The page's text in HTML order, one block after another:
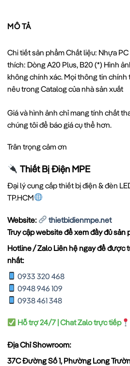
MÔ TẢ
Chi tiết sản phẩm Chất liệu: Nhựa
thích: Dòng A20 Plus, B20 (*) Hình
không chính xác. Mọi thông tin
nêu trong Catalog của nhà sản xuất
Giá và hình ảnh chỉ mang tính chất
chúng tôi để báo giá cụ thể hơn.
Trân trọng cảm ơn
Thiết Bị Điện MPE
Đại lý cung cấp thiết bị điện & đèn
TP.HCM
Website:
thietbidienmpe.net
Truy cập website để xem đầy đủ sản
Hotline / Zalo Liên hệ ngay để được
nhất:
0933 320 468
0948 946 109
0938 461 348
Hỗ trợ 24/7 | Chat Zalo trực tiếp
Địa Chỉ Showroom:
37C Đường Số 1, Phường Long